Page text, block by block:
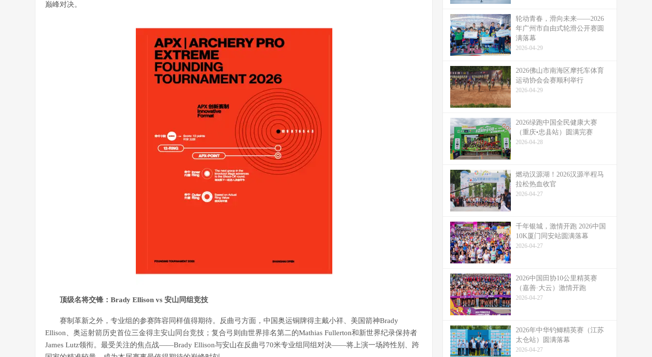
巅峰对决。
顶级名将交锋：Brady Ellison vs 安山同组竞技
赛制革新之外，专业组的参赛阵容同样值得期待。反曲弓方面，中国奥运铜牌得主戴小祥、美国箭神Brady
Ellison、奥运射箭历史首位三金得主安山同台竞技；复合弓则由世界排名第二的Mathias Fullerton和新世界纪录保持者
James Lutz领衔。最受关注的焦点战——Brady Ellison与安山在反曲弓70米专业组同组对决——将上演一场跨性别、跨
轮动青春，滑向未来——2026
年广州市自由式轮滑公开赛圆
满落幕
2026-04-29
2026佛山市南海区摩托车体育
运动协会会赛顺利举行
2026-04-29
2026绿跑中国全民健康大赛
（重庆•忠县站）圆满完赛
2026-04-28
燃动汉源湖！2026汉源半程马
拉松热血收官
2026-04-27
千年银城，激情开跑 2026中国
10K厦门同安站圆满落幕
2026-04-27
2026中国田协10公里精英赛
（嘉善·大云）激情开跑
2026-04-27
2026年中华钓鲫精英赛（江苏
太仓站）圆满落幕
2026-04-27